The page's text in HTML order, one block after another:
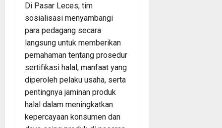
Di Pasar Leces, tim
sosialisasi menyambangi
para pedagang secara
langsung untuk memberikan
pemahaman tentang prosedur
sertifikasi halal, manfaat yang
diperoleh pelaku usaha, serta
pentingnya jaminan produk
halal dalam meningkatkan
kepercayaan konsumen dan